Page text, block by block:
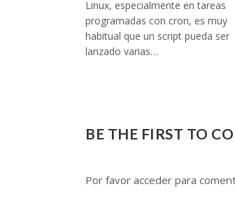
Linux, especialmente en tareas
programadas con cron, es muy
habitual que un script pueda ser
lanzado varias…
BE THE FIRST TO
Por favor acceder para